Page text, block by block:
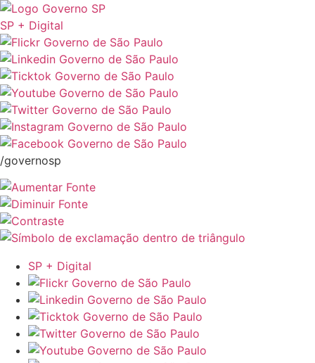
SP + Digital
/governosp
SP + Digital